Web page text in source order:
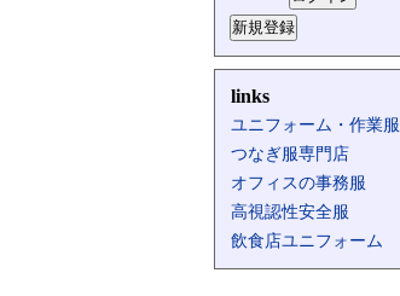
links
ユニフォーム・作業服
つなぎ服専門店
オフィスの事務服
高視認性安全服
飲食店ユニフォーム